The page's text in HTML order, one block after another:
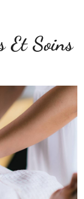
Et Soins